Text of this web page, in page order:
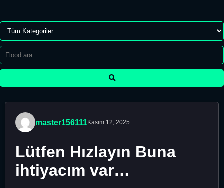
master156111Kasım 12, 2025
Lütfen Hızlayın Buna
ihtiyacım var…